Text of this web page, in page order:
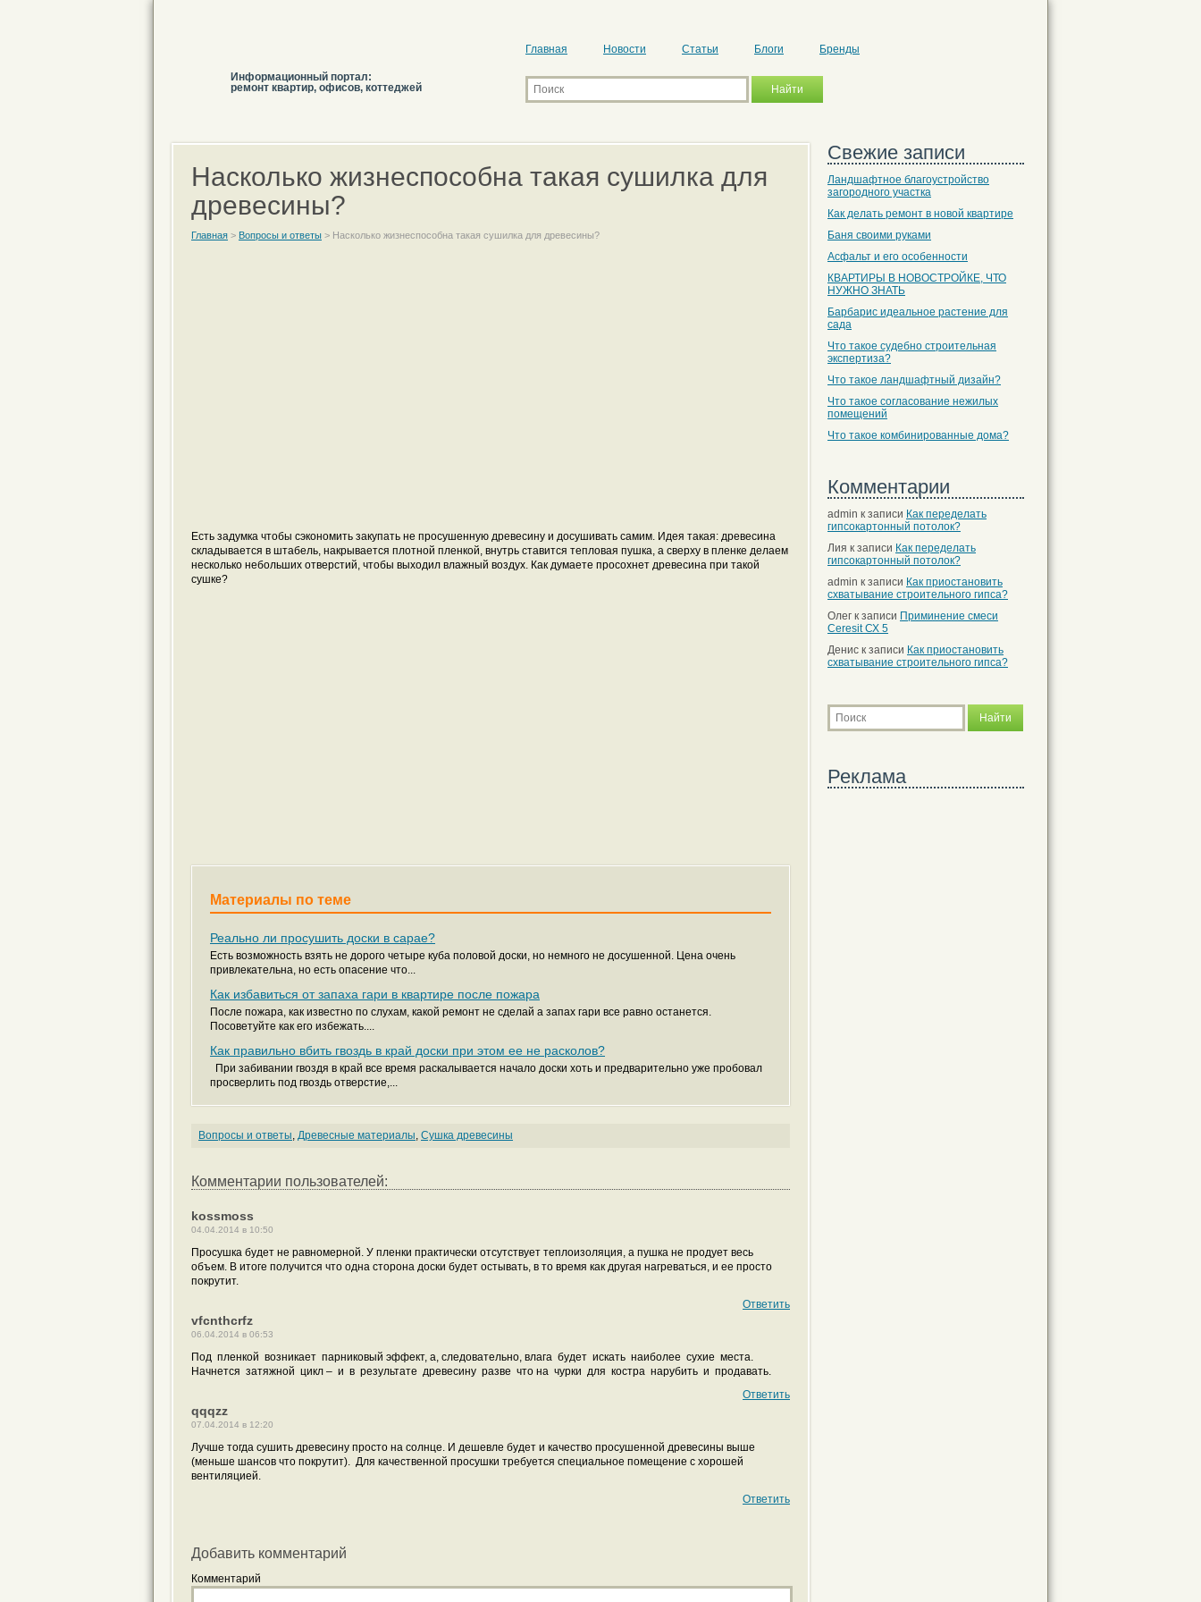
Информационный портал:
ремонт квартир, офисов, коттеджей
Главная Новости Статьи Блоги Бренды
Насколько жизнеспособна такая сушилка для
древесины?
Главная > Вопросы и ответы > Насколько жизнеспособна такая сушилка для древесины?
Есть задумка чтобы сэкономить закупать не просушенную древесину и досушивать самим. Идея такая: древесина
складывается в штабель, накрывается плотной пленкой, внутрь ставится тепловая пушка, а сверху в пленке делаем
несколько небольших отверстий, чтобы выходил влажный воздух. Как думаете просохнет древесина при такой
сушке?
Материалы по теме
Реально ли просушить доски в сарае?
Есть возможность взять не дорого четыре куба половой доски, но немного не досушенной. Цена очень
привлекательна, но есть опасение что...
Как избавиться от запаха гари в квартире после пожара
После пожара, как известно по слухам, какой ремонт не сделай а запах гари все равно останется.
Посоветуйте как его избежать....
Как правильно вбить гвоздь в край доски при этом ее не расколов?
При забивании гвоздя в край все время раскалывается начало доски хоть и предварительно уже пробовал
просверлить под гвоздь отверстие,...
Вопросы и ответы, Древесные материалы, Сушка древесины
Комментарии пользователей:
kossmoss
04.04.2014 в 10:50
Просушка будет не равномерной. У пленки практически отсутствует теплоизоляция, а пушка не продует весь
объем. В итоге получится что одна сторона доски будет остывать, в то время как другая нагреваться, и ее просто
покрутит.
Ответить
vfcnthcrfz
06.04.2014 в 06:53
Под пленкой возникает парниковый эффект, а, следовательно, влага будет искать наиболее сухие места.
Начнется затяжной цикл – и в результате древесину разве что на чурки для костра нарубить и продавать.
Ответить
qqqzz
07.04.2014 в 12:20
Лучше тогда сушить древесину просто на солнце. И дешевле будет и качество просушенной древесины выше
(меньше шансов что покрутит). Для качественной просушки требуется специальное помещение с хорошей
вентиляцией.
Ответить
Добавить комментарий
Комментарий
Свежие записи
Ландшафтное благоустройство
загородного участка
Как делать ремонт в новой квартире
Баня своими руками
Асфальт и его особенности
КВАРТИРЫ В НОВОСТРОЙКЕ, ЧТО
НУЖНО ЗНАТЬ
Барбарис идеальное растение для
сада
Что такое судебно строительная
экспертиза?
Что такое ландшафтный дизайн?
Что такое согласование нежилых
помещений
Что такое комбинированные дома?
Комментарии
admin к записи Как переделать
гипсокартонный потолок?
Лия к записи Как переделать
гипсокартонный потолок?
admin к записи Как приостановить
схватывание строительного гипса?
Олег к записи Приминение смеси
Ceresit СХ 5
Денис к записи Как приостановить
схватывание строительного гипса?
Реклама